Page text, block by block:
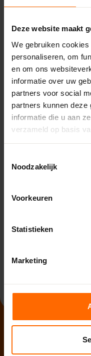
Deze website maakt
We gebruiken
personaliseren, om
en om ons
informatie over uw
partners voor social
partners kunnen deze
informatie die u aan
verzameld op basis
Noodzakelijk
Voorkeuren
Statistieken
Marketing
Steeds meer
profielen
Zo profiteer
Geef tijdens
profielen met
Wij gaan voor
Jij monteert
Hulp nodig?